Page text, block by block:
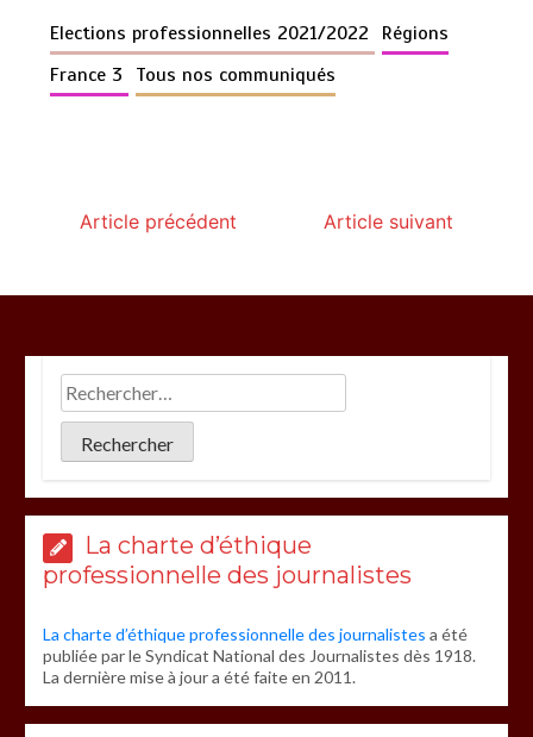
Elections professionnelles 2021/2022
Régions
France 3
Tous nos communiqués
Article précédent Article suivant
La charte d’éthique
professionnelle des journalistes
La charte d’éthique professionnelle des journalistes a été
publiée par le Syndicat National des Journalistes dès 1918.
La dernière mise à jour a été faite en 2011.